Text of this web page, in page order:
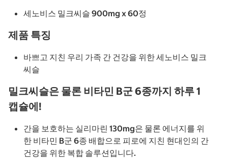
세노비스 밀크씨슬 900mg x 60정
제품 특징
바쁘고 지친 우리 가족 간 건강을 위한 세노비스 밀크
씨슬
밀크씨슬은 물론 비타민 B군 6종까지 하루 1
캡슐에!
간을 보호하는 실리마린 130mg은 물론 에너지를 위
한 비타민 B군 6종 배합으로 피로에 지친 현대인의 간
건강을 위한 복합 솔루션입니다.